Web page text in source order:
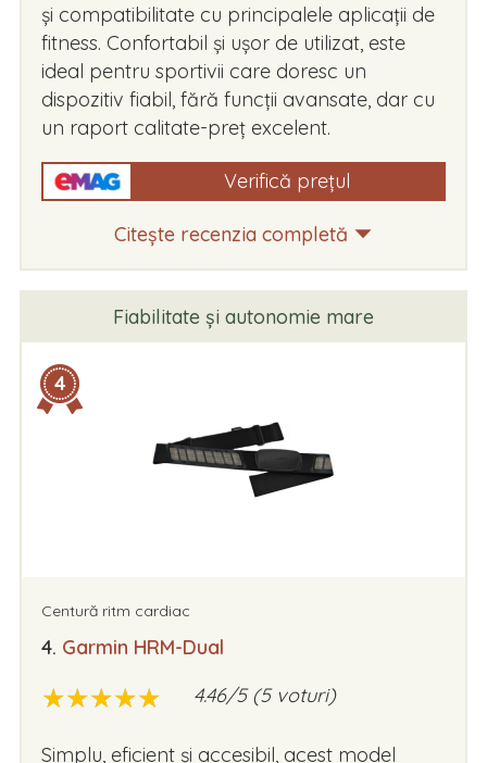
și compatibilitate cu principalele aplicații de
fitness. Confortabil și ușor de utilizat, este
ideal pentru sportivii care doresc un
dispozitiv fiabil, fără funcții avansate, dar cu
un raport calitate-preț excelent.
Verifică prețul
Citește recenzia completă
Fiabilitate și autonomie mare
4
Centură ritm cardiac
4. Garmin HRM-Dual
★★★★★
★★★★★ 4.46/5 (5 voturi)
Simplu, eficient și accesibil, acest model